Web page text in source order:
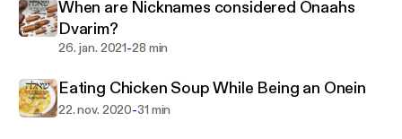
When are Nicknames considered Onaahs
Dvarim?
26. jan. 2021-28 min
Eating Chicken Soup While Being an Onein
22. nov. 2020-31 min